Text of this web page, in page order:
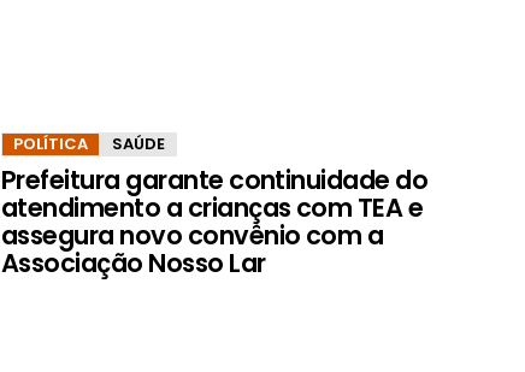
POLÍTICA SAÚDE
Prefeitura garante continuidade do
atendimento a crianças com TEA e
assegura novo convênio com a
Associação Nosso Lar